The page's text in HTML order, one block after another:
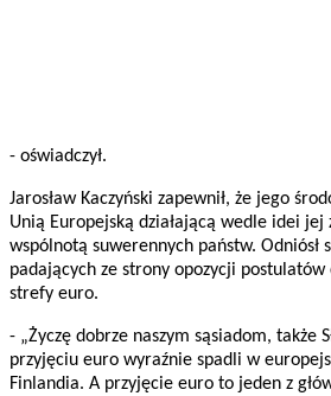
- oświadczył.
Jarosław Kaczyński zapewnił, że jego
Unią Europejską działającą wedle idei jej
wspólnotą suwerennych państw. Odniósł
padających ze strony opozycji postulatów
strefy euro.
- „Życzę dobrze naszym sąsiadom, także
przyjęciu euro wyraźnie spadli w
Finlandia. A przyjęcie euro to jeden z